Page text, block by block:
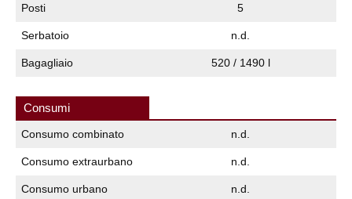
Posti 5
Serbatoio n.d.
Bagagliaio 520 / 1490 l
Consumi
Consumo combinato n.d.
Consumo extraurbano n.d.
Consumo urbano n.d.